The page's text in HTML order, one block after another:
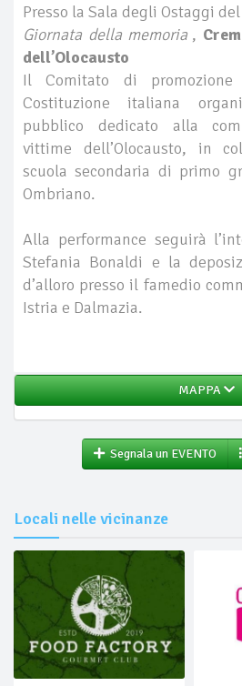
Presso la Sala degli Ostaggi
Giornata della memoria ,
dell’Olocausto
Il Comitato di
Costituzione italiana
pubblico dedicato alla
vittime dell’Olocausto, in
scuola secondaria di primo
Ombriano.
Alla performance seguirà
Stefania Bonaldi e la
d’alloro presso il famedio
Istria e Dalmazia.
MAPPA
Segnala un EVENTO
Locali nelle vicinanze